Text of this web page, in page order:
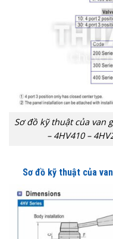
Sơ đồ kỹ thuật của van
– 4HV410 –
Sơ đồ kỹ thuật của